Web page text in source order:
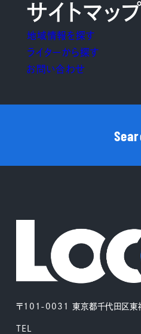
〒101-0031 東京都千代田区
TEL
サイトマップ
地域情報を探す
ライターから探す
お問い合わせ